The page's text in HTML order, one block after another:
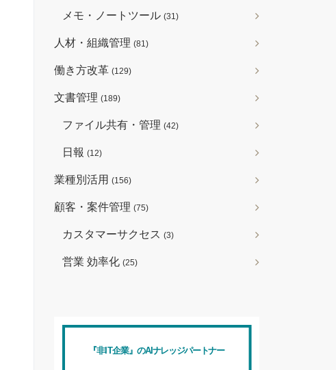
メモ・ノートツール (31)
人材・組織管理 (81)
働き方改革 (129)
文書管理 (189)
ファイル共有・管理 (42)
日報 (12)
業種別活用 (156)
顧客・案件管理 (75)
カスタマーサクセス (3)
営業 効率化 (25)